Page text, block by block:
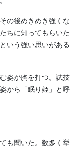
の後めきめき強くな
ちに知ってもらいた
いう強い思いがある
姿が胸を打つ。試技
から「眠り姫」と呼
も聞いた。数多く挙